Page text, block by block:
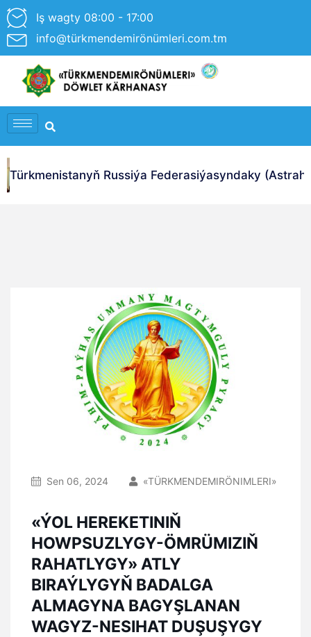
Iş wagty 08:00 - 17:00
info@türkmendemirönümleri.com.tm
Türkmenistanyň Russiýa Federasiýasyndaky
Sen 06, 2024 «TÜRKMENDEMIRÖNIMLERI»
«ÝOL HEREKETINIŇ
HOWPSUZLYGY-ÖMRÜMIZIŇ
RAHATLYGY» ATLY
BIRAÝLYGYŇ BADALGA
ALMAGYNA BAGYŞLANAN
WAGYZ-NESIHAT DUŞUŞYGY